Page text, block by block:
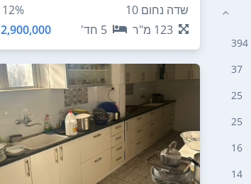
394
37
25
25
16
14
שדה נחום 10
12%
123 מ"ר 5 חד' 2,900,000 ₪